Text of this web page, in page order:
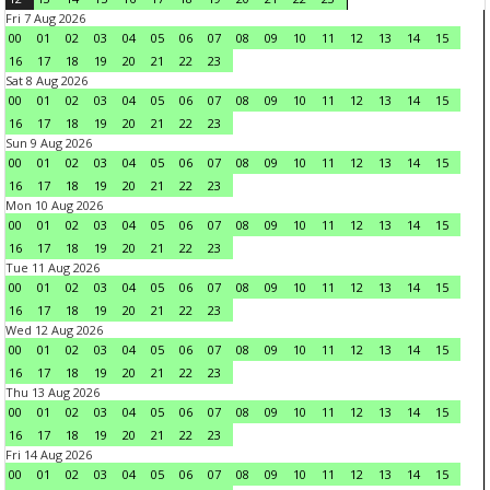
Fri 7 Aug 2026
00
01 02 03 04 05 06 07 08 09 10 11 12 13 14
15
16
17 18 19 20 21 22
23
Sat 8 Aug 2026
00
01 02 03 04 05 06 07 08 09 10 11 12 13 14
15
16
17 18 19 20 21 22
23
Sun 9 Aug 2026
00
01 02 03 04 05 06 07 08 09 10 11 12 13 14
15
16
17 18 19 20 21 22
23
Mon 10 Aug 2026
00
01 02 03 04 05 06 07 08 09 10 11 12 13 14
15
16
17 18 19 20 21 22
23
Tue 11 Aug 2026
00
01 02 03 04 05 06 07 08 09 10 11 12 13 14
15
16
17 18 19 20 21 22
23
Wed 12 Aug 2026
00
01 02 03 04 05 06 07 08 09 10 11 12 13 14
15
16
17 18 19 20 21 22
23
Thu 13 Aug 2026
00
01 02 03 04 05 06 07 08 09 10 11 12 13 14
15
16
17 18 19 20 21 22
23
Fri 14 Aug 2026
00
01 02 03 04 05 06 07 08 09 10 11 12 13 14
15